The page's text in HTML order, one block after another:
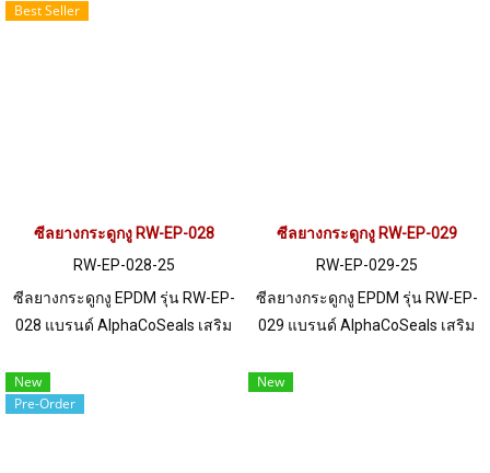
กับจำนวนสั่งซื้อ หากต้องการสั่งซื้อ
Best Seller
ซีลยางกระดูกงู RW-EP-028
RW-EP-028-25
ซีลยางกระดูกงู EPDM รุ่น RW-EP-
028 แบรนด์ AlphaCoSeals เสริม
แผ่น 1-4 mm. ราคาสินค้าขึ้นอยู่
กับจำนวนสั่งซื้อ หากต้องการสั่งซื้อ
ซีลยางกระดูกงู RW-EP-029
RW-EP-029-25
ซีลยางกระดูกงู EPDM รุ่น RW-EP-
029 แบรนด์ AlphaCoSeals เสริม
แผ่น 1-4 mm. ราคาสินค้าขึ้นอยู่
New
Pre-Order
New